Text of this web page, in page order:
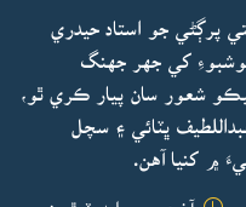
پرڳڻي جو استاد حيدري
کي جهر جهنگ
شعور سان پيار ڪري ٿو،
ڀٽائي ۽ سچل
۾ کنيا آهن.
آخري ڀيرو اپڊيٽ ٿيو: